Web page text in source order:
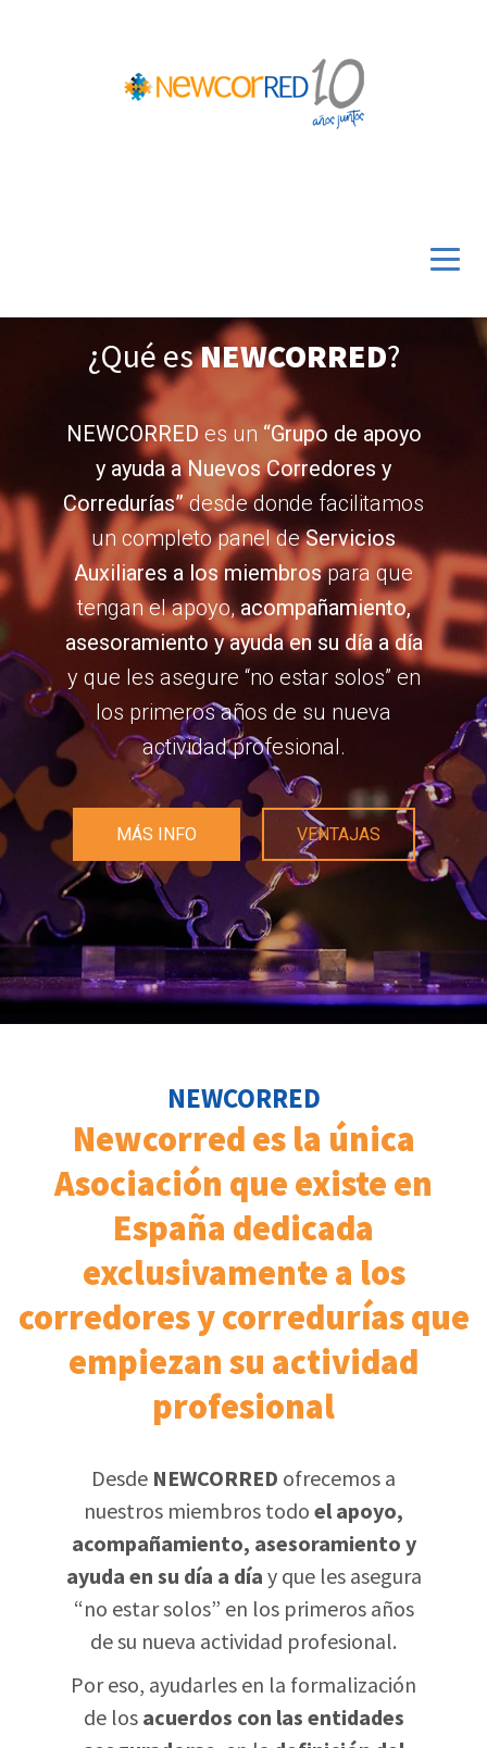
¿Qué esNEWCORRED?
NEWCORRED es un “Grupo de apoyo
y ayuda a Nuevos Corredores y
Corredurías”desde donde facilitamos
un completo panel deServicios
Auxiliares a los miembrospara que
tengan el apoyo,acompañamiento,
asesoramiento y ayuda en su día a día
y que les asegure “no estar solos” en
los primeros años de su nueva
actividad profesional.
MÁS INFO VENTAJAS
NEWCORRED
Newcorred es la única
Asociación que existe en
España dedicada
exclusivamente a los
corredores y corredurías que
empiezan su actividad
profesional
Desde NEWCORRED ofrecemos a
nuestros miembros todo el apoyo,
acompañamiento, asesoramiento y
ayuda en su día a día y que les asegura
“no estar solos” en los primeros años
de su nueva actividad profesional.
Por eso, ayudarles en la formalización
de los acuerdos con las entidades